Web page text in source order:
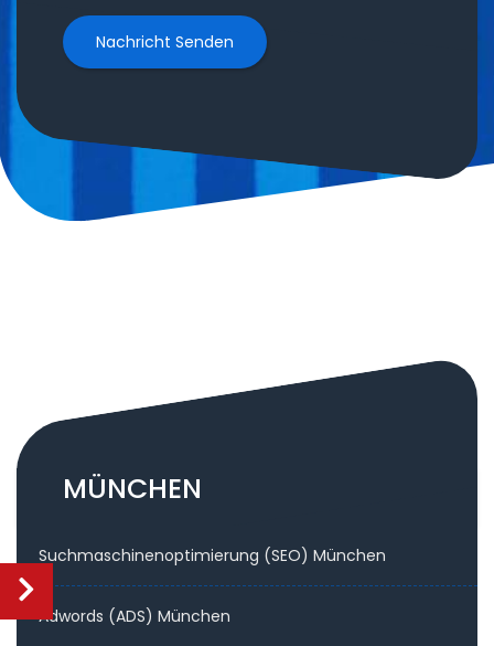
MÜNCHEN
Suchmaschinenoptimierung (SEO) München
Adwords (ADS) München